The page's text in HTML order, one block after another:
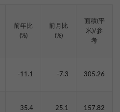
前年比
(%)
前月比
(%)
面積(平
米)/参
考
-11.1 -7.3 305.26
35.4 25.1 157.82